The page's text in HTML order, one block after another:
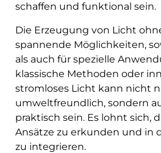
schaffen und funktional sein.
Die Erzeugung von Licht
spannende Möglichkeiten,
als auch für spezielle
klassische Methoden oder
stromloses Licht kann nicht
umweltfreundlich, sondern
praktisch sein. Es lohnt sich,
Ansätze zu erkunden und in
zu integrieren.